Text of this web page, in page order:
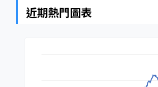
近期熱門圖表